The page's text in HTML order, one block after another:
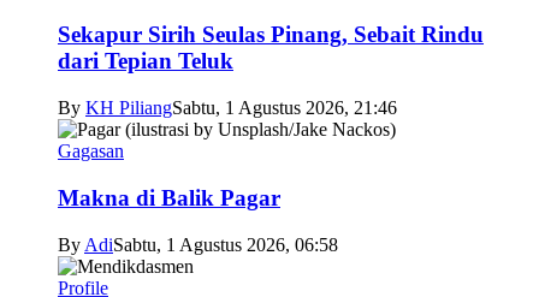
Sekapur Sirih Seulas Pinang, Sebait Rindu
dari Tepian Teluk
By KH PiliangSabtu, 1 Agustus 2026, 21:46
Gagasan
Makna di Balik Pagar
By AdiSabtu, 1 Agustus 2026, 06:58
Profile